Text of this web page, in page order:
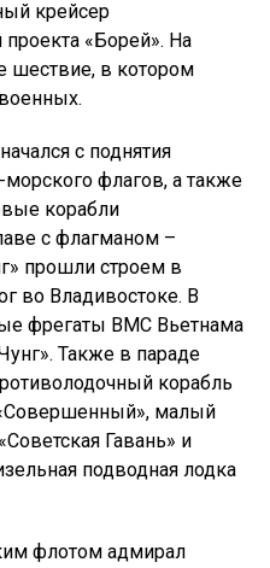
крейсер
проекта «Борей». На
шествие, в котором
с поднятия
морского флагов, а также
корабли
с флагманом –
прошли строем в
во Владивостоке. В
фрегаты ВМС Вьетнама
Также в параде
корабль
малый
Гавань» и
подводная лодка
флотом адмирал